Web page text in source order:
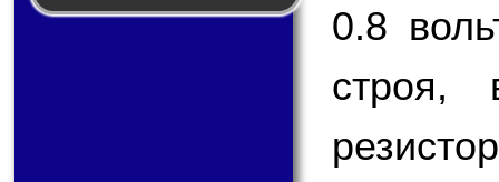
0.8
строя,